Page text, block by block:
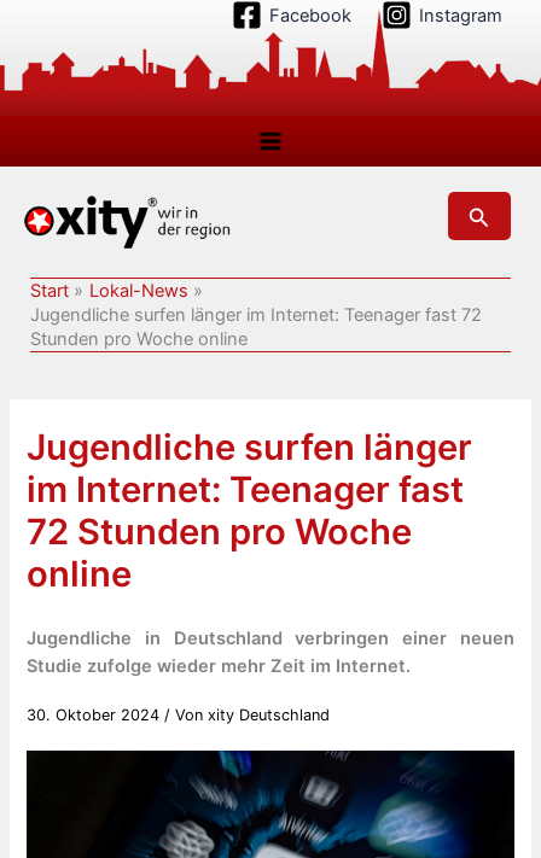
springen
Facebook Instagram
Suchen
Start
Lokal-News
Jugendliche surfen länger im Internet: Teenager fast 72
Stunden pro Woche online
Jugendliche surfen länger
im Internet: Teenager fast
72 Stunden pro Woche
online
Jugendliche in Deutschland verbringen einer neuen
Studie zufolge wieder mehr Zeit im Internet.
30. Oktober 2024 / Vonxity Deutschland